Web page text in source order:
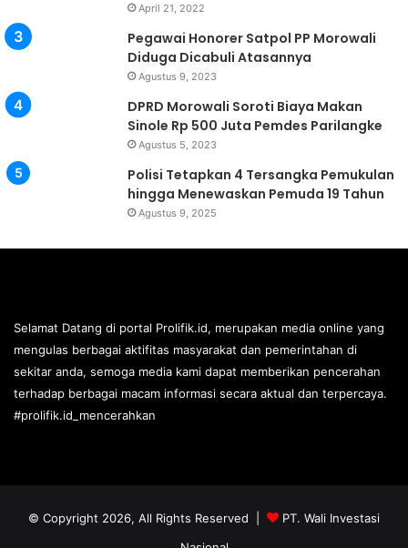
April 21, 2022
Pegawai Honorer Satpol PP Morowali
Diduga Dicabuli Atasannya
Agustus 9, 2023
DPRD Morowali Soroti Biaya Makan
Sinole Rp 500 Juta Pemdes Parilangke
Agustus 5, 2023
Polisi Tetapkan 4 Tersangka Pemukulan
hingga Menewaskan Pemuda 19 Tahun
Agustus 9, 2025
Selamat Datang di portal Prolifik.id, merupakan media online yang
mengulas berbagai aktifitas masyarakat dan pemerintahan di
sekitar anda, semoga media kami dapat memberikan pencerahan
terhadap berbagai macam informasi secara aktual dan terpercaya.
#prolifik.id_mencerahkan
© Copyright 2026, All Rights Reserved |
PT. Wali Investasi